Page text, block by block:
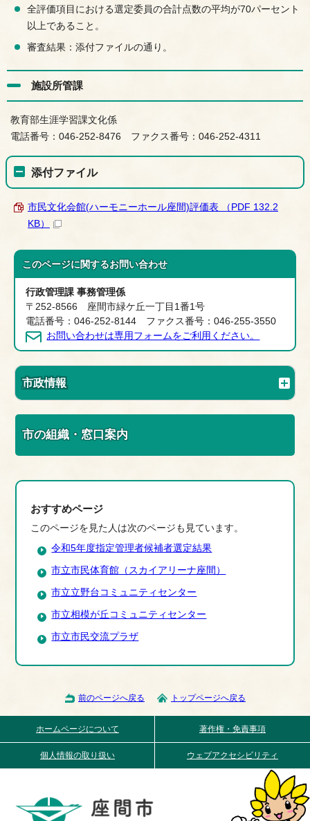
全評価項目における選定委員の合計点数の平均が70パーセント
以上であること。
審査結果：添付ファイルの通り。
施設所管課
教育部生涯学習課文化係
電話番号：046-252-8476 ファクス番号：046-252-4311
添付ファイル
市民文化会館(ハーモニーホール座間)評価表 （PDF 132.2
KB）
このページに関するお問い合わせ
行政管理課 事務管理係
〒252-8566 座間市緑ケ丘一丁目1番1号
電話番号：046-252-8144 ファクス番号：046-255-3550
お問い合わせは専用フォームをご利用ください。
市政情報
市の組織・窓口案内
おすすめページ
このページを見た人は次のページも見ています。
令和5年度指定管理者候補者選定結果
市立市民体育館（スカイアリーナ座間）
市立立野台コミュニティセンター
市立相模が丘コミュニティセンター
市立市民交流プラザ
前のページへ戻る トップページへ戻る
ホームページについて 著作権・免責事項
個人情報の取り扱い ウェブアクセシビリティ